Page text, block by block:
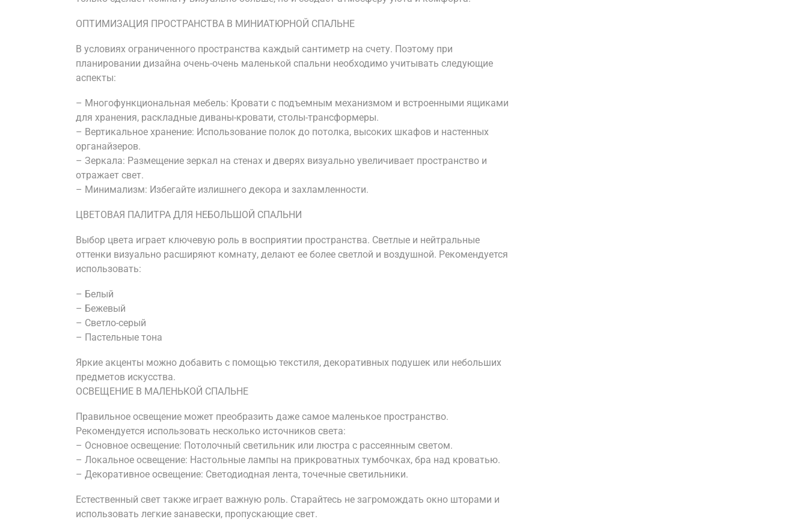
ОПТИМИЗАЦИЯ ПРОСТРАНСТВА В МИНИАТЮРНОЙ СПАЛЬНЕ
В условиях ограниченного пространства каждый сантиметр на счету. Поэтому при
планировании дизайна очень-очень маленькой спальни необходимо учитывать следующие
аспекты:
– Многофункциональная мебель: Кровати с подъемным механизмом и встроенными ящиками
для хранения, раскладные диваны-кровати, столы-трансформеры.
– Вертикальное хранение: Использование полок до потолка, высоких шкафов и настенных
органайзеров.
– Зеркала: Размещение зеркал на стенах и дверях визуально увеличивает пространство и
отражает свет.
– Минимализм: Избегайте излишнего декора и захламленности.
ЦВЕТОВАЯ ПАЛИТРА ДЛЯ НЕБОЛЬШОЙ СПАЛЬНИ
Выбор цвета играет ключевую роль в восприятии пространства. Светлые и нейтральные
оттенки визуально расширяют комнату, делают ее более светлой и воздушной. Рекомендуется
использовать:
– Белый
– Бежевый
– Светло-серый
– Пастельные тона
Яркие акценты можно добавить с помощью текстиля, декоративных подушек или небольших
предметов искусства.
ОСВЕЩЕНИЕ В МАЛЕНЬКОЙ СПАЛЬНЕ
Правильное освещение может преобразить даже самое маленькое пространство.
Рекомендуется использовать несколько источников света:
– Основное освещение: Потолочный светильник или люстра с рассеянным светом.
– Локальное освещение: Настольные лампы на прикроватных тумбочках, бра над кроватью.
– Декоративное освещение: Светодиодная лента, точечные светильники.
Естественный свет также играет важную роль. Старайтесь не загромождать окно шторами и
использовать легкие занавески, пропускающие свет.